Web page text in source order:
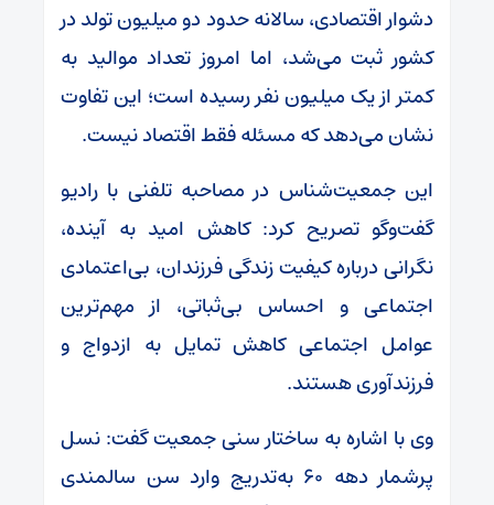
دشوار اقتصادی، سالانه حدود دو میلیون تولد در
کشور ثبت می‌شد، اما امروز تعداد موالید به
کمتر از یک میلیون نفر رسیده است؛ این تفاوت
نشان می‌دهد که مسئله فقط اقتصاد نیست.
این جمعیت‌شناس در مصاحبه تلفنی با رادیو
گفت‌وگو تصریح کرد: کاهش امید به آینده،
نگرانی درباره کیفیت زندگی فرزندان، بی‌اعتمادی
اجتماعی و احساس بی‌ثباتی، از مهم‌ترین
عوامل اجتماعی کاهش تمایل به ازدواج و
فرزندآوری هستند.
وی با اشاره به ساختار سنی جمعیت گفت: نسل
پرشمار دهه ۶۰ به‌تدریج وارد سن سالمندی